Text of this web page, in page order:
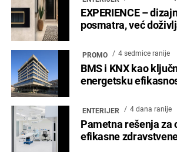
EXPERIENCE –
posmatra, već
PROMO 4 sedmice ranije
BMS i KNX kao
energetsku
ENTERIJER 4 dana ranije
Pametna rešenja za
efikasne